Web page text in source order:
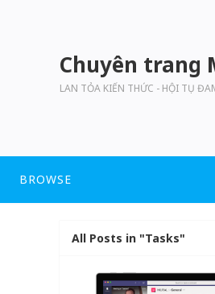
Chuyên trang
LAN TỎA KIẾN THỨC - HỘI TỤ
BROWSE
All Posts in "Tasks"